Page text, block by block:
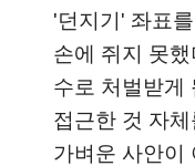
'던지기' 좌표
손에 쥐지 못
수로 처벌받게
접근한 것 자
가벼운 사안이